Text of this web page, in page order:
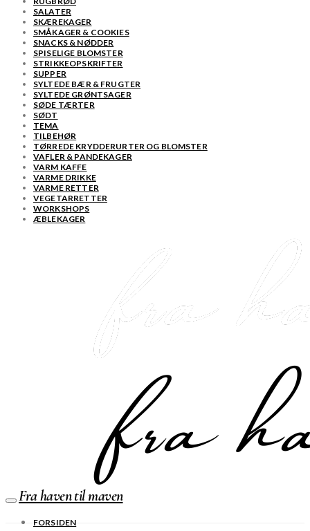
SALATER
SKÆREKAGER
SMÅKAGER & COOKIES
SNACKS & NØDDER
SPISELIGE BLOMSTER
STRIKKEOPSKRIFTER
SUPPER
SYLTEDE BÆR & FRUGTER
SYLTEDE GRØNTSAGER
SØDE TÆRTER
SØDT
TEMA
TILBEHØR
TØRREDE KRYDDERURTER OG BLOMSTER
VAFLER & PANDEKAGER
VARM KAFFE
VARME DRIKKE
VARME RETTER
VEGETARRETTER
WORKSHOPS
ÆBLEKAGER
Fra haven til maven
FORSIDEN